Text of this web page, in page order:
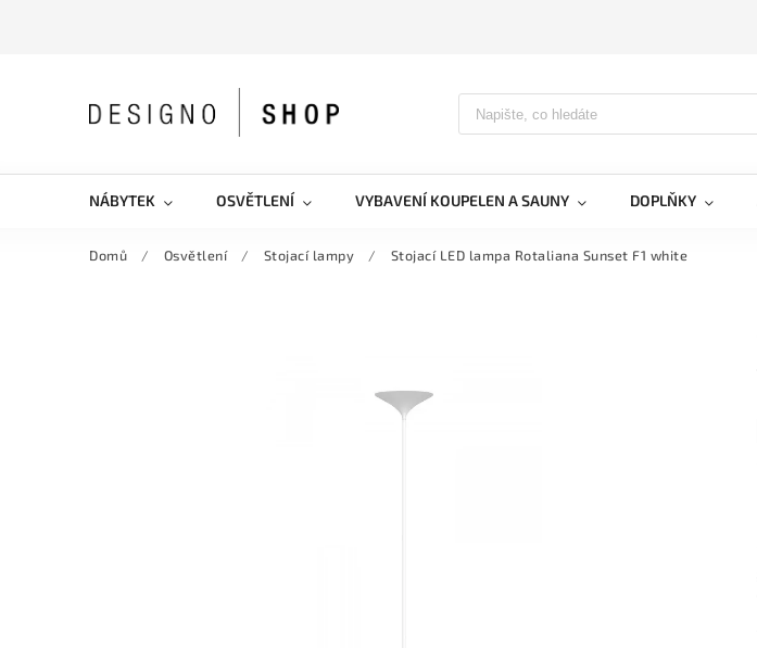
NÁBYTEK OSVĚTLENÍ VYBAVENÍ KOUPELEN A SAUNY DOPLŇKY
Domů / Osvětlení / Stojací lampy / Stojací LED lampa Rotaliana Sunset F1 white